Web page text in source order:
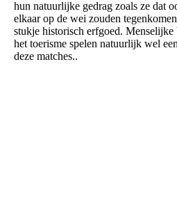
hun natuurlijke gedrag zoals ze dat
elkaar op de wei zouden
stukje historisch erfgoed.
het toerisme spelen natuurlijk wel
deze matches..